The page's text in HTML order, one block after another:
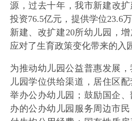
源，过去十年，我市新建改
投资76.5亿元，提供学位23.6
新建、改扩建20所幼儿园，
应对了生育政策变化带来的入
为推动幼儿园公益普惠发展
儿园学位供给渠道，居住区
举办公办幼儿园；鼓励国企
办的公办幼儿园服务周边市